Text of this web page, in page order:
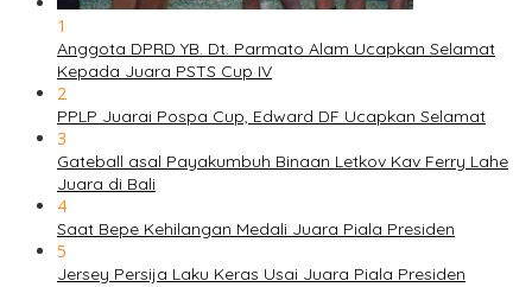
1
Anggota DPRD YB. Dt. Parmato Alam Ucapkan Selamat
Kepada Juara PSTS Cup IV
2
PPLP Juarai Pospa Cup, Edward DF Ucapkan Selamat
3
Gateball asal Payakumbuh Binaan Letkov Kav Ferry Lahe
Juara di Bali
4
Saat Bepe Kehilangan Medali Juara Piala Presiden
5
Jersey Persija Laku Keras Usai Juara Piala Presiden